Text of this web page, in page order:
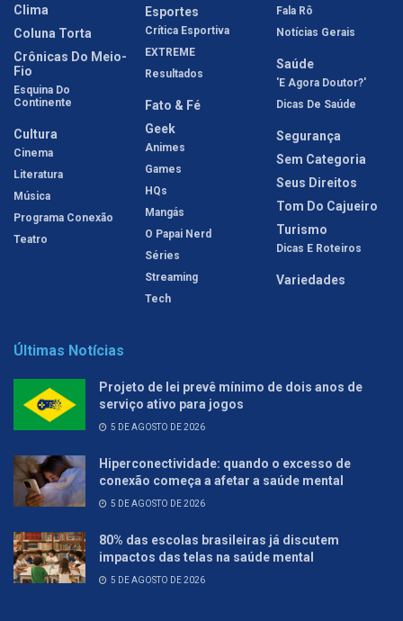
Clima
Coluna Torta
Crônicas Do Meio-
Fio
Esquina Do
Continente
Cultura
Cinema
Literatura
Música
Programa Conexão
Teatro
Esportes
Crítica Esportiva
EXTREME
Resultados
Fato & Fé
Geek
Animes
Games
HQs
Mangás
O Papai Nerd
Séries
Streaming
Tech
Fala Rô
Notícias Gerais
Saúde
'E Agora Doutor?'
Dicas De Saúde
Segurança
Sem Categoria
Seus Direitos
Tom Do Cajueiro
Turismo
Dicas E Roteiros
Variedades
Últimas Notícias
Projeto de lei prevê mínimo de dois anos de
serviço ativo para jogos
5 DE AGOSTO DE 2026
Hiperconectividade: quando o excesso de
conexão começa a afetar a saúde mental
5 DE AGOSTO DE 2026
80% das escolas brasileiras já discutem
impactos das telas na saúde mental
5 DE AGOSTO DE 2026